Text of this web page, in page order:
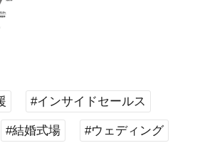
#インサイドセールス
#結婚式場 #ウェディング